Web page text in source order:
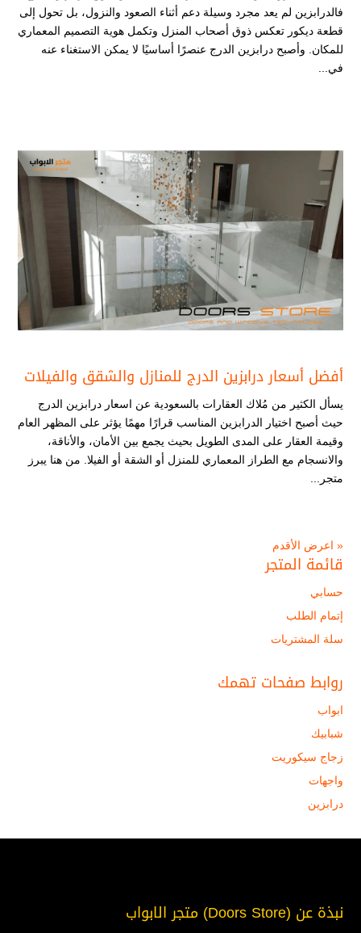
فالدرابزين لم يعد مجرد وسيلة دعم أثناء الصعود والنزول، بل تحول إلى
قطعة ديكور تعكس ذوق أصحاب المنزل وتكمل هوية التصميم المعماري
للمكان. وأصبح درابزين الدرج عنصرًا أساسيًا لا يمكن الاستغناء عنه
في...
أفضل أسعار درابزين الدرج للمنازل والشقق والفيلات
يسأل الكثير من مُلاك العقارات بالسعودية عن اسعار درابزين الدرج
حيث أصبح اختيار الدرابزين المناسب قرارًا مهمًا يؤثر على المظهر العام
وقيمة العقار على المدى الطويل بحيث يجمع بين الأمان، والأناقة،
والانسجام مع الطراز المعماري للمنزل أو الشقة أو الفيلا. من هنا يبرز
متجر...
« اعرض الأقدم
قائمة المتجر
حسابي
إتمام الطلب
سلة المشتريات
روابط صفحات تهمك
ابواب
شبابيك
زجاج سيكوريت
واجهات
درابزين
نبذة عن (Doors Store) متجر الابواب